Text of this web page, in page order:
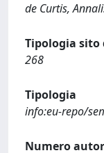
de Curtis,
Tipologia sito
268
Tipologia
info:eu-repo/
Numero